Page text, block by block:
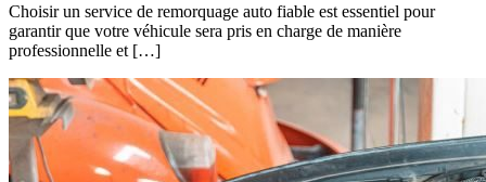
Choisir un service de remorquage auto fiable est essentiel pour
garantir que votre véhicule sera pris en charge de manière
professionnelle et […]